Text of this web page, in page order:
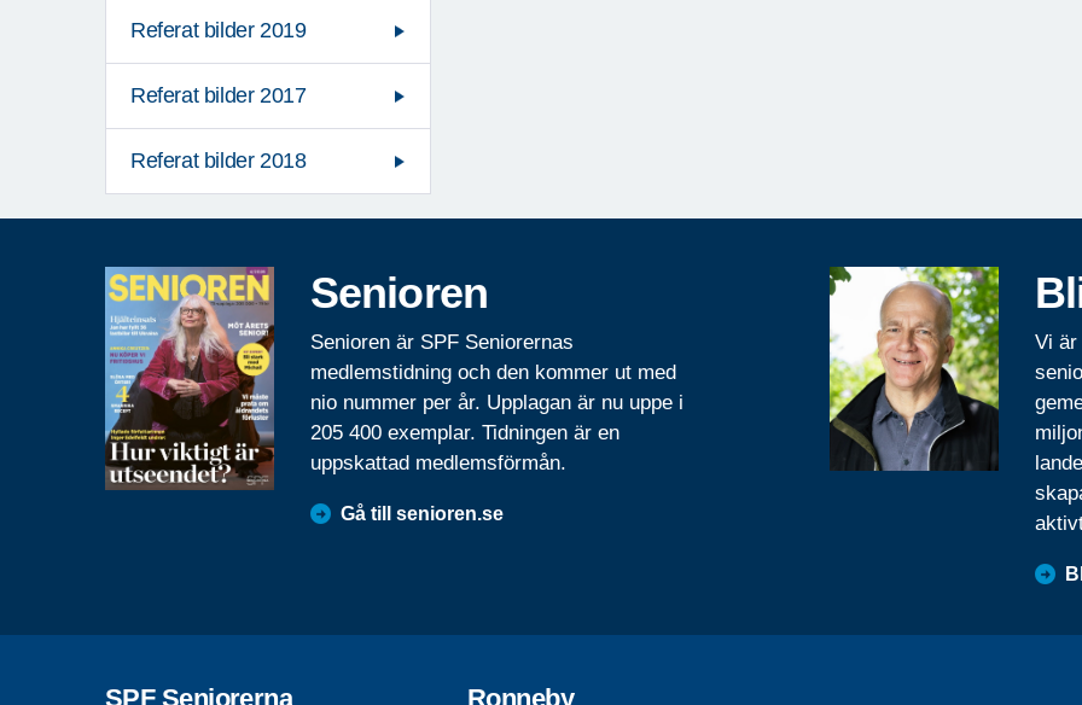
Referat bilder 2019
Referat bilder 2017
Referat bilder 2018
Senioren
Senioren är SPF Seniorernas
medlemstidning och den kommer ut med
nio nummer per år. Upplagan är nu uppe i
205 400 exemplar. Tidningen är en
uppskattad medlemsförmån.
Gå till senioren.se
Vi är
SPF Seniorerna Ronneby